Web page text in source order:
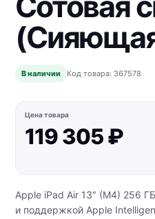
В наличии Код товара: 367578
Цена товара
119 305 ₽
Apple iPad Air 13″ (M4) 256
и поддержкой Apple